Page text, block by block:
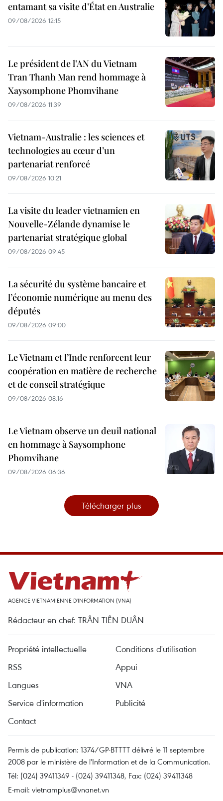
entamant sa visite d’État en Australie
09/08/2026 12:15
Le président de l’AN du Vietnam
Tran Thanh Man rend hommage à
Xaysomphone Phomvihane
09/08/2026 11:39
Vietnam-Australie : les sciences et
technologies au cœur d’un
partenariat renforcé
09/08/2026 10:21
La visite du leader vietnamien en
Nouvelle-Zélande dynamise le
partenariat stratégique global
09/08/2026 09:45
La sécurité du système bancaire et
l’économie numérique au menu des
députés
09/08/2026 09:00
Le Vietnam et l’Inde renforcent leur
coopération en matière de recherche
et de conseil stratégique
09/08/2026 08:16
Le Vietnam observe un deuil national
en hommage à Saysomphone
Phomvihane
09/08/2026 06:36
Télécharger plus
AGENCE VIETNAMIENNE D'INFORMATION (VNA)
Rédacteur en chef: TRÂN TIÊN DUÂN
Propriété intellectuelle
Conditions d'utilisation
RSS
Appui
Langues
VNA
Service d'information
Publicité
Contact
Permis de publication: 1374/GP-BTTTT délivré le 11 septembre
2008 par le ministère de l'Information et de la Communication.
Tél: (024) 39411349 - (024) 39411348, Fax: (024) 39411348
E-mail: vietnamplus@vnanet.vn